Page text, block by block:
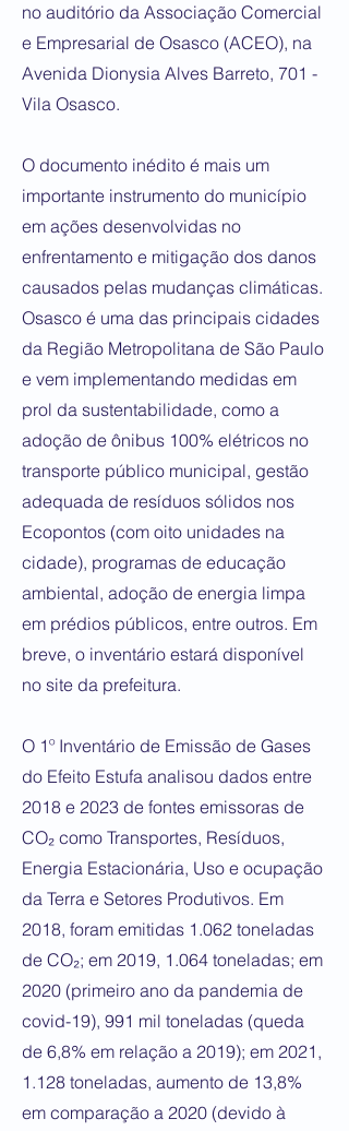
no auditório da Associação Comercial
e Empresarial de Osasco (ACEO), na
Avenida Dionysia Alves Barreto, 701 -
Vila Osasco.
O documento inédito é mais um
importante instrumento do município
em ações desenvolvidas no
enfrentamento e mitigação dos danos
causados pelas mudanças climáticas.
Osasco é uma das principais cidades
da Região Metropolitana de São Paulo
e vem implementando medidas em
prol da sustentabilidade, como a
adoção de ônibus 100% elétricos no
transporte público municipal, gestão
adequada de resíduos sólidos nos
Ecopontos (com oito unidades na
cidade), programas de educação
ambiental, adoção de energia limpa
em prédios públicos, entre outros. Em
breve, o inventário estará disponível
no site da prefeitura.
O 1º Inventário de Emissão de Gases
do Efeito Estufa analisou dados entre
2018 e 2023 de fontes emissoras de
CO₂ como Transportes, Resíduos,
Energia Estacionária, Uso e ocupação
da Terra e Setores Produtivos. Em
2018, foram emitidas 1.062 toneladas
de CO₂; em 2019, 1.064 toneladas; em
2020 (primeiro ano da pandemia de
covid-19), 991 mil toneladas (queda
de 6,8% em relação a 2019); em 2021,
1.128 toneladas, aumento de 13,8%
em comparação a 2020 (devido à